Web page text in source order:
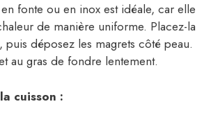
fonte ou en inox est idéale, car elle
de manière uniforme. Placez-la
puis déposez les magrets côté peau.
au gras de fondre lentement.
cuisson :